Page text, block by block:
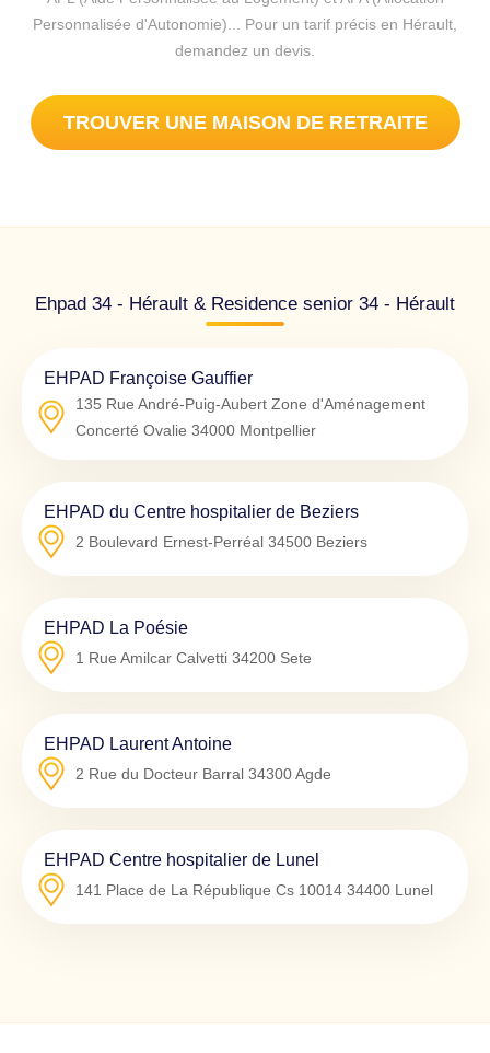
Personnalisée d'Autonomie)... Pour un tarif précis en Hérault,
demandez un devis.
TROUVER UNE MAISON DE RETRAITE
Ehpad 34 - Hérault & Residence senior 34 - Hérault
EHPAD Françoise Gauffier
135 Rue André-Puig-Aubert Zone d'Aménagement
Concerté Ovalie 34000 Montpellier
EHPAD du Centre hospitalier de Beziers
2 Boulevard Ernest-Perréal 34500 Beziers
EHPAD La Poésie
1 Rue Amilcar Calvetti 34200 Sete
EHPAD Laurent Antoine
2 Rue du Docteur Barral 34300Agde
EHPAD Centre hospitalier de Lunel
141 Place de La République Cs 10014 34400 Lunel